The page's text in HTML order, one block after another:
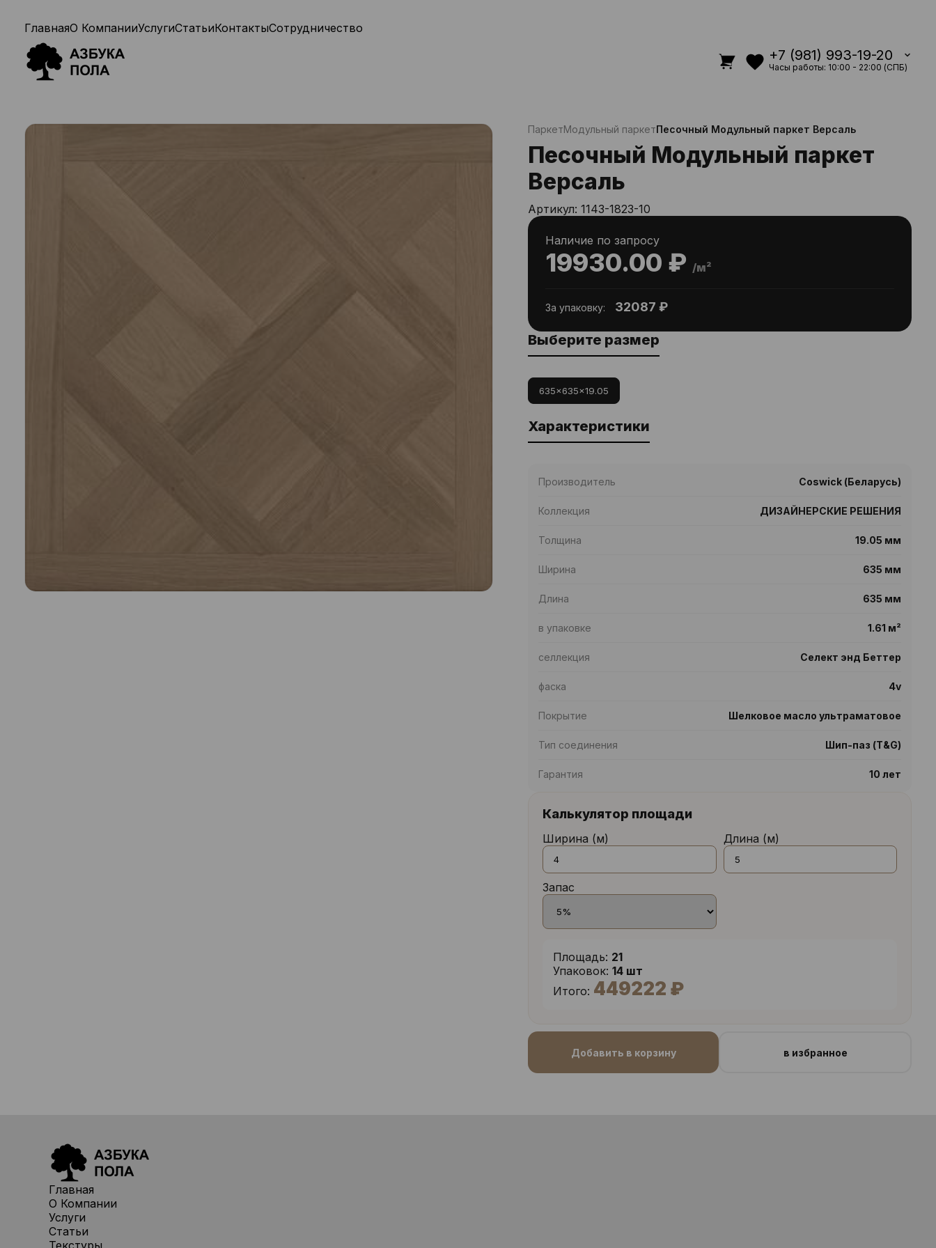
+7 (981) 993-19-20
Часы работы: 10:00 - 22:00 (СПБ)
ГлавнаяО КомпанииУслугиСтатьиКонтактыСотрудничество
ПаркетМодульный паркетПесочный Модульный паркет Версаль
Песочный Модульный паркет
Версаль
Артикул:1143-1823-10
19930.00 ₽ /м²
Наличие по запросу
За упаковку: 32087 ₽
Выберите размер
635x635x19.05
Характеристики
Производитель Coswick (Беларусь)
Коллекция ДИЗАЙНЕРСКИЕ РЕШЕНИЯ
Толщина 19.05 мм
Ширина 635 мм
Длина 635 мм
в упаковке 1.61 м²
селлекция Селект энд Беттер
фаска 4v
Покрытие Шелковое масло ультраматовое
Тип соединения Шип-паз (T&G)
Гарантия 10 лет
Калькулятор площади
Ширина (м) Длина (м)
Запас
Площадь: 21
Упаковок: 14 шт
Итого: 449222 ₽
Добавить в корзину в избранное
Главная
О Компании
Услуги
Статьи
Текстуры